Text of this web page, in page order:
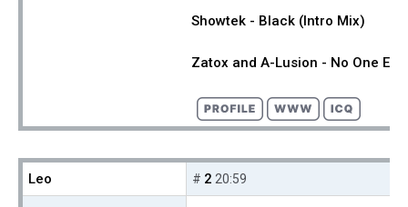
Showtek - Black (Intro Mix)
Zatox and A-Lusion - No One
Leo # 2 20:59